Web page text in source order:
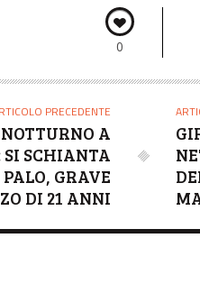
0
PRECEDENTE
A
SI SCHIANTA
GRAVE
DI 21 ANNI